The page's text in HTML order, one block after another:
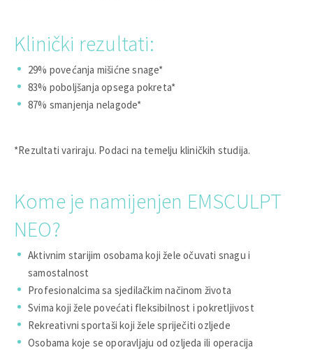
Klinički rezultati:
29% povećanja mišićne snage*
83% poboljšanja opsega pokreta*
87% smanjenja nelagode*
*Rezultati variraju. Podaci na temelju kliničkih studija.
Kome je namijenjen EMSCULPT
NEO?
Aktivnim starijim osobama koji žele očuvati snagu i
samostalnost
Profesionalcima sa sjedilačkim načinom života
Svima koji žele povećati fleksibilnost i pokretljivost
Rekreativni sportaši koji žele spriječiti ozljede
Osobama koje se oporavljaju od ozljeda ili operacija